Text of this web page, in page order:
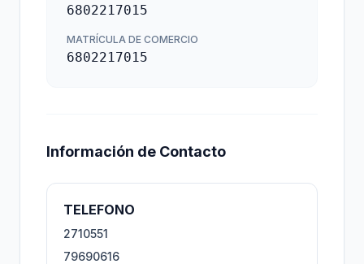
6802217015
MATRÍCULA DE COMERCIO
6802217015
Información de Contacto
TELEFONO
2710551
79690616